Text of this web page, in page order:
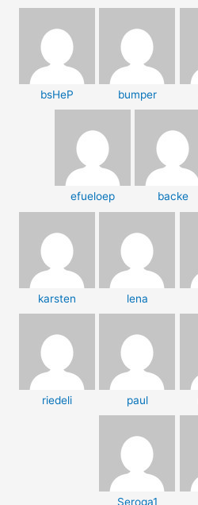
bsHeP bumper
efueloep backe
karsten lena
riedeli paul
Seroga1